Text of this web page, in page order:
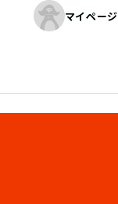
マイページ